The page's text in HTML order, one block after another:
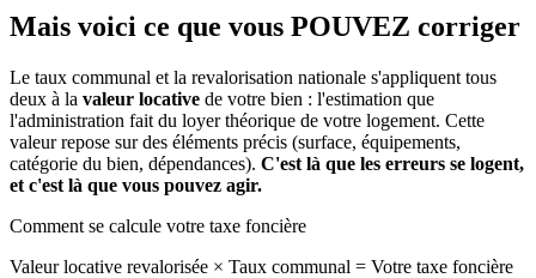
Mais voici ce que vous POUVEZ corriger
Le taux communal et la revalorisation nationale s'appliquent tous
deux à la valeur locative de votre bien : l'estimation que
l'administration fait du loyer théorique de votre logement. Cette
valeur repose sur des éléments précis (surface, équipements,
catégorie du bien, dépendances). C'est là que les erreurs se logent,
et c'est là que vous pouvez agir.
Comment se calcule votre taxe foncière
Valeur locative revalorisée × Taux communal = Votre taxe foncière